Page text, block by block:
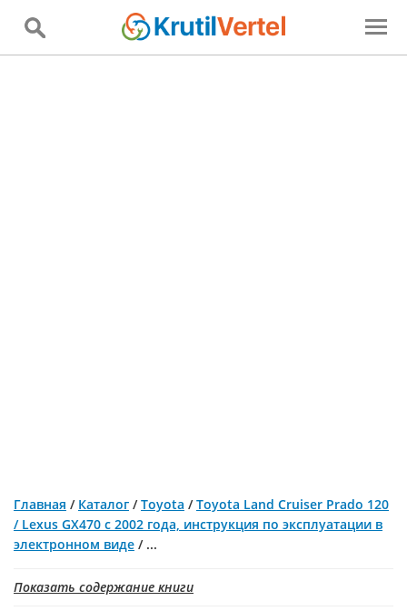
Главная / Каталог /Toyota /Toyota Land Cruiser Prado 120
/ Lexus GX470 с 2002 года, инструкция по эксплуатации в
электронном виде / ...
Показать содержание книги